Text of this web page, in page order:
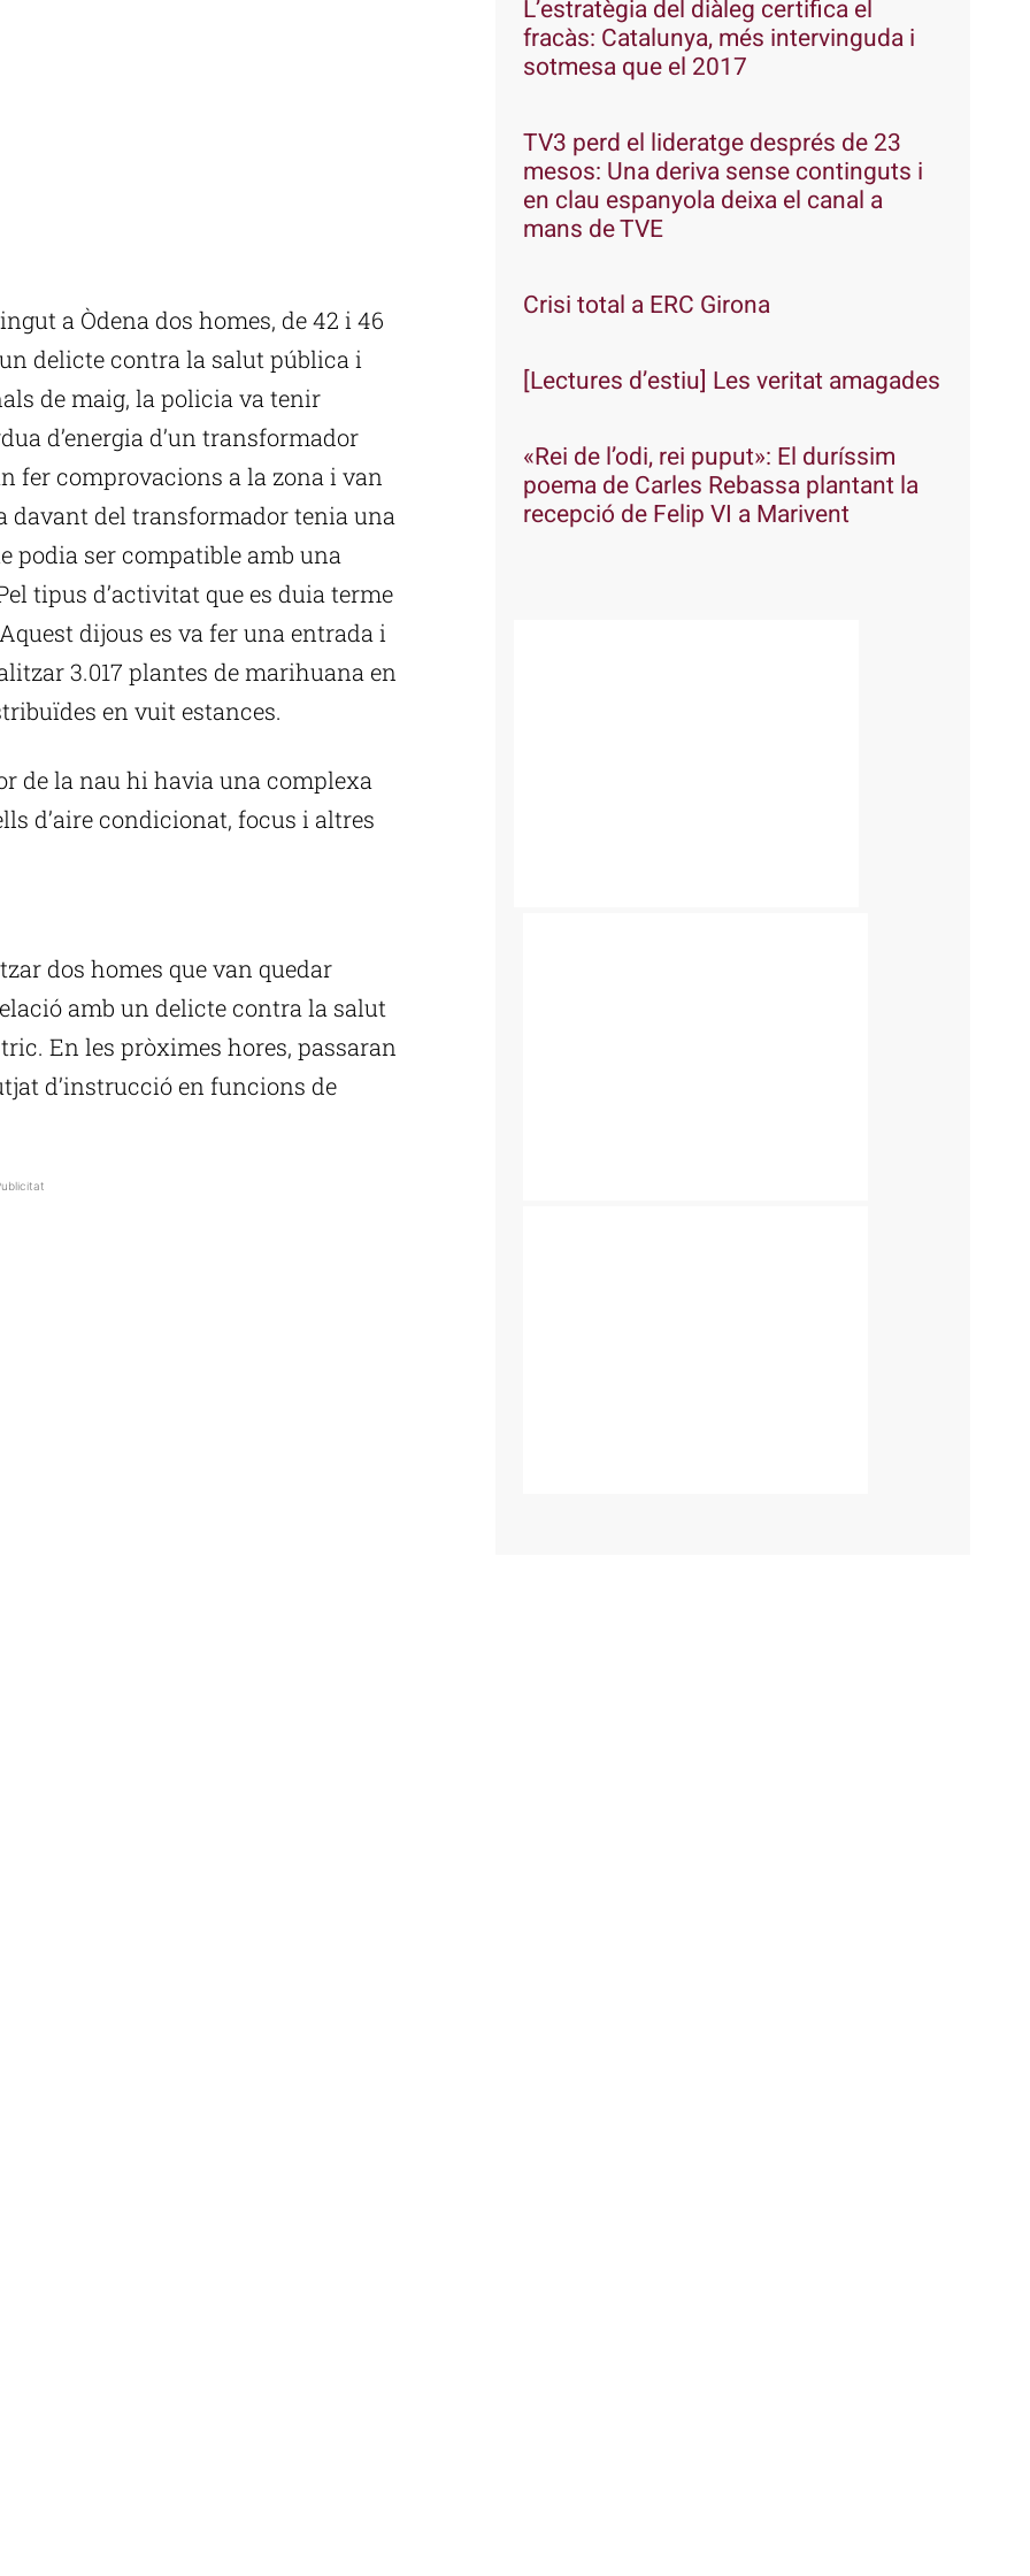
a Òdena dos homes, de 42 i 46
delicte contra la salut pública i
de maig, la policia va tenir
d’energia d’un transformador
fer comprovacions a la zona i van
davant del transformador tenia una
podia ser compatible amb una
tipus d’activitat que es duia terme
dijous es va fer una entrada i
3.017 plantes de marihuana en
en vuit estances.
de la nau hi havia una complexa
d’aire condicionat, focus i altres
dos homes que van quedar
amb un delicte contra la salut
En les pròximes hores, passaran
d’instrucció en funcions de
L’estratègia del diàleg certifica el
fracàs: Catalunya, més intervinguda i
sotmesa que el 2017
TV3 perd el lideratge després de 23
mesos: Una deriva sense continguts i
en clau espanyola deixa el canal a
mans de TVE
Crisi total a ERC Girona
[Lectures d’estiu] Les veritat amagades
«Rei de l’odi, rei puput»: El duríssim
poema de Carles Rebassa plantant la
recepció de Felip VI a Marivent